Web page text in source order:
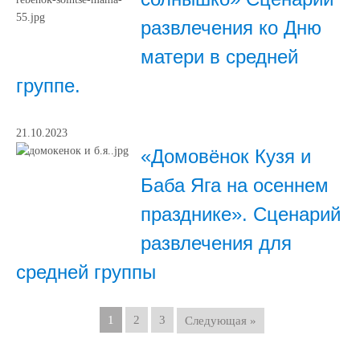
развлечения ко Дню
матери в средней
группе.
21.10.2023
«Домовёнок Кузя и
Баба Яга на осеннем
празднике». Сценарий
развлечения для
средней группы
1 2 3 Следующая »